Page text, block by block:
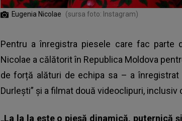
Eugenia Nicolae (sursa foto: Instagram)
Pentru a înregistra piesele care fac parte
Nicolae a călătorit în Republica Moldova
de forță alături de echipa sa – a
Durlești” și a filmat două videoclipuri, inclusiv
„La la la este o piesă dinamică, puternică